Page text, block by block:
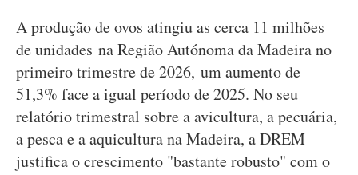
A produção de ovos atingiu as cerca 11 milhões
de unidades na Região Autónoma da Madeira no
primeiro trimestre de 2026, um aumento de
51,3% face a igual período de 2025. No seu
relatório trimestral sobre a avicultura, a pecuária,
a pesca e a aquicultura na Madeira, a DREM
justifica o crescimento "bastante robusto" com o